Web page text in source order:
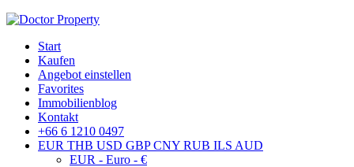
Start
Kaufen
Angebot einstellen
Favorites
Immobilienblog
Kontakt
+66 6 1210 0497
EUR THB USD GBP CNY RUB ILS AUD
EUR - Euro - €